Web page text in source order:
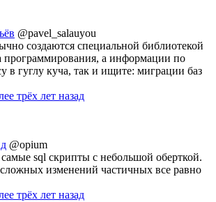
@pavel_salauyou
создаются специальной библиотекой
программирования, а информации по
в гуглу куча, так и ищите: миграции баз
трёх лет назад
@opium
sql скрипты с небольшой оберткой.
изменений частичных все равно
трёх лет назад